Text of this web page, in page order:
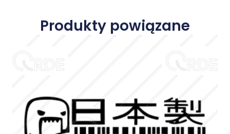
Produkty powiązane